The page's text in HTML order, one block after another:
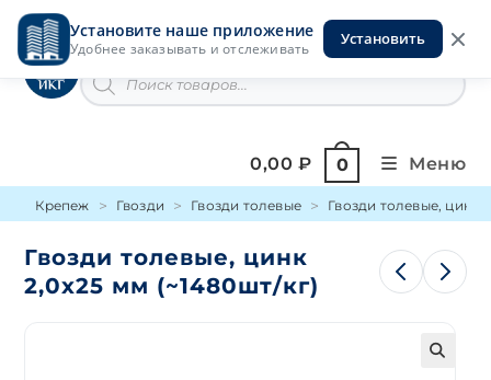
Установите наше приложение
Удобнее заказывать и отслеживать
Установить
Перейти
содержимомуИнструменты на Горской
товаров
0,00₽ 0 Меню
Крепеж Гвозди Гвозди толевые Гвозди толевые, цинк
Гвозди толевые, цинк
2,0х25 мм (~1480шт/кг)